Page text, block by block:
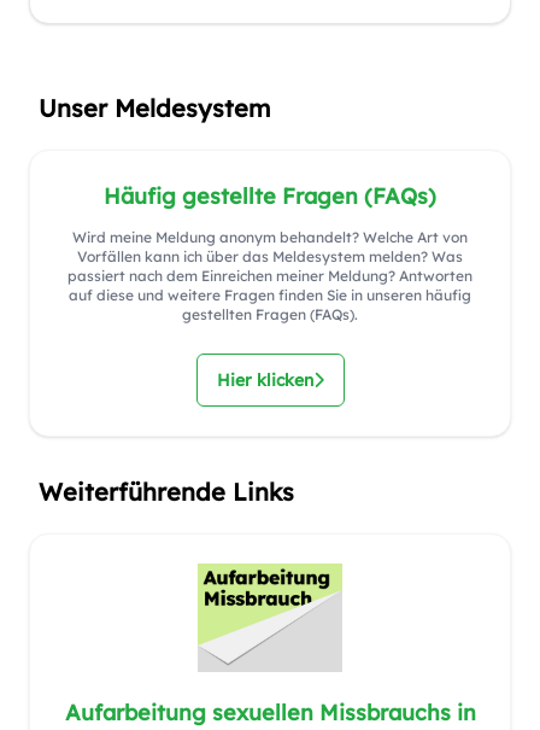
Unser Meldesystem
Häufig gestellte Fragen (FAQs)
Wird meine Meldung anonym behandelt? Welche Art von
Vorfällen kann ich über das Meldesystem melden? Was
passiert nach dem Einreichen meiner Meldung? Antworten
auf diese und weitere Fragen finden Sie in unseren häufig
gestellten Fragen (FAQs).
Hier klicken
Weiterführende Links
Aufarbeitung sexuellen Missbrauchs in